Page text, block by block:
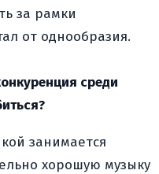
за рамки
от однообразия.
среди
занимается
хорошую музыку